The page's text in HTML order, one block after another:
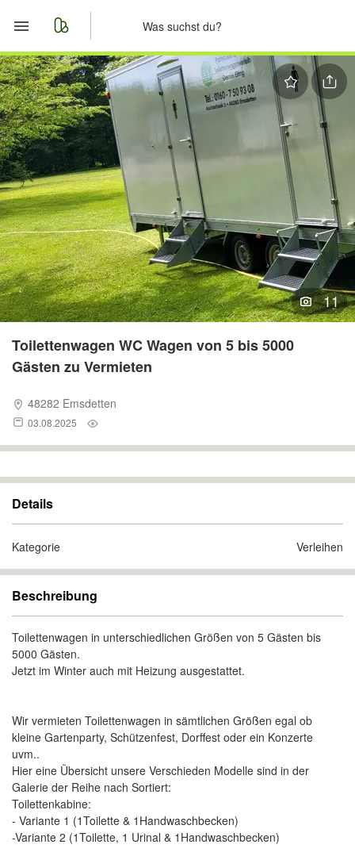
Start
Merkliste
Nachrichten
Anzeige aufgeben
11
Toilettenwagen WC Wagen von 5 bis 5000
Gästen zu Vermieten
48282 Emsdetten
03.08.2025
Details
Kategorie Verleihen
Beschreibung
Toilettenwagen in unterschiedlichen Größen von 5 Gästen bis
5000 Gästen.
Jetzt im Winter auch mit Heizung ausgestattet.
Wir vermieten Toilettenwagen in sämtlichen Größen egal ob
kleine Gartenparty, Schützenfest, Dorffest oder ein Konzerte
uvm..
Hier eine Übersicht unsere Verschieden Modelle sind in der
Galerie der Reihe nach Sortiert:
Toilettenkabine:
- Variante 1 (1Toilette & 1Handwaschbecken)
-Variante 2 (1Toilette, 1 Urinal & 1Handwaschbecken)